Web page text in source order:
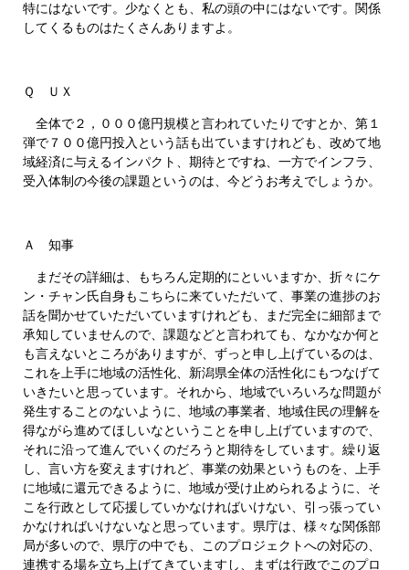
特にはないです。少なくとも、私の頭の中にはないです。関係
してくるものはたくさんありますよ。
Ｑ ＵＸ
全体で２，０００億円規模と言われていたりですとか、第１
弾で７００億円投入という話も出ていますけれども、改めて地
域経済に与えるインパクト、期待とですね、一方でインフラ、
受入体制の今後の課題というのは、今どうお考えでしょうか。
Ａ 知事
まだその詳細は、もちろん定期的にといいますか、折々にケ
ン・チャン氏自身もこちらに来ていただいて、事業の進捗のお
話を聞かせていただいていますけれども、まだ完全に細部まで
承知していませんので、課題などと言われても、なかなか何と
も言えないところがありますが、ずっと申し上げているのは、
これを上手に地域の活性化、新潟県全体の活性化にもつなげて
いきたいと思っています。それから、地域でいろいろな問題が
発生することのないように、地域の事業者、地域住民の理解を
得ながら進めてほしいなということを申し上げていますので、
それに沿って進んでいくのだろうと期待をしています。繰り返
し、言い方を変えますけれど、事業の効果というものを、上手
に地域に還元できるように、地域が受け止められるように、そ
こを行政として応援していかなければいけない、引っ張ってい
かなければいけないなと思っています。県庁は、様々な関係部
局が多いので、県庁の中でも、このプロジェクトへの対応の、
連携する場を立ち上げてきていますし、まずは行政でこのプロ